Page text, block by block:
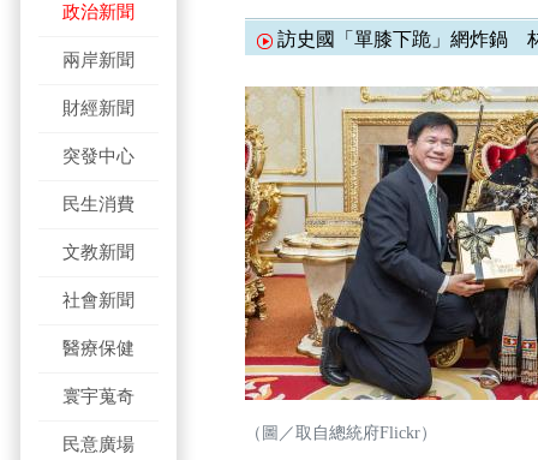
政治新聞
兩岸新聞
財經新聞
突發中心
民生消費
文教新聞
社會新聞
醫療保健
寰宇蒐奇
民意廣場
訪史國「單膝下跪」網炸鍋
（圖／取自總統府Flickr）